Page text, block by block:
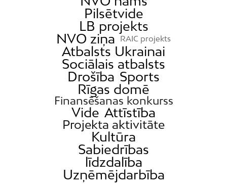
Pilsētvide
LB projekts
NVO ziņa
RAIC projekts
Atbalsts Ukrainai
Sociālais atbalsts
Drošība Sports
Rīgas domē
Finansēšanas konkurss
Vide Attīstība
Projekta aktivitāte
Kultūra
Sabiedrības
līdzdalība
Uzņēmējdarbība